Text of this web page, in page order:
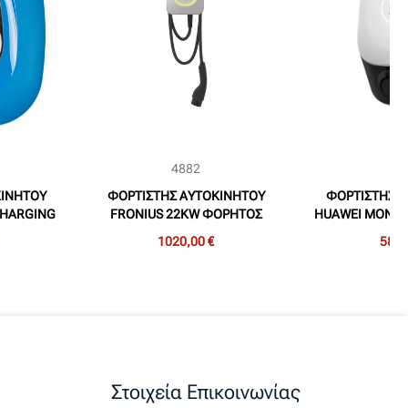
4882
ΦΟΡΤΙΣΤΗΣ ΑΥΤΟΚΙΝΗΤΟΥ
FRONIUS 22KW ΦΟΡΗΤΟΣ
1020,00 €
ΦΟΡΤΙΣΤΗΣ
HUAWEI
Στοιχεία Επικοινωνίας